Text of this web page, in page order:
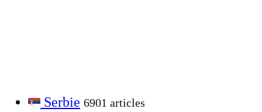
Serbie 6901 articles